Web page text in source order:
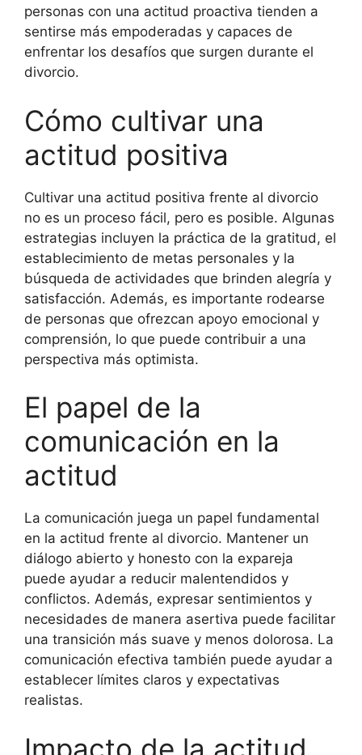
personas con una actitud proactiva tienden a
sentirse más empoderadas y capaces de
enfrentar los desafíos que surgen durante el
divorcio.
Cómo cultivar una
actitud positiva
Cultivar una actitud positiva frente al divorcio
no es un proceso fácil, pero es posible. Algunas
estrategias incluyen la práctica de la gratitud, el
establecimiento de metas personales y la
búsqueda de actividades que brinden alegría y
satisfacción. Además, es importante rodearse
de personas que ofrezcan apoyo emocional y
comprensión, lo que puede contribuir a una
perspectiva más optimista.
El papel de la
comunicación en la
actitud
La comunicación juega un papel fundamental
en la actitud frente al divorcio. Mantener un
diálogo abierto y honesto con la expareja
puede ayudar a reducir malentendidos y
conflictos. Además, expresar sentimientos y
necesidades de manera asertiva puede facilitar
una transición más suave y menos dolorosa. La
comunicación efectiva también puede ayudar a
establecer límites claros y expectativas
realistas.
Impacto de la actitud